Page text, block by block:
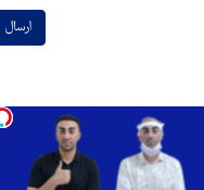
ارسال